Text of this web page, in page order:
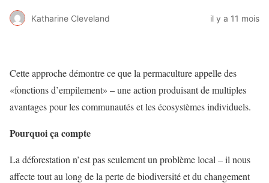
Katharine Cleveland il y a 11 mois
Cette approche démontre ce que la permaculture appelle des
«fonctions d’empilement» – une action produisant de multiples
avantages pour les communautés et les écosystèmes individuels.
Pourquoi ça compte
La déforestation n’est pas seulement un problème local – il nous
affecte tout au long de la perte de biodiversité et du changement